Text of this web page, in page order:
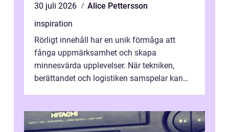
30 juli 2026
Alice Pettersson
inspiration
Rörligt innehåll har en unik förmåga att
fånga uppmärksamhet och skapa
minnesvärda upplevelser. När tekniken,
berättandet och logistiken samspelar kan